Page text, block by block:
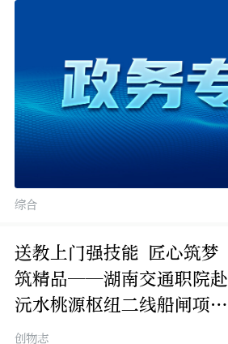
综合
送教上门强技能 匠心筑梦
筑精品——湖南交通职院赴
沅水桃源枢纽二线船闸项目
开展钢筋工高级研修班
创物志